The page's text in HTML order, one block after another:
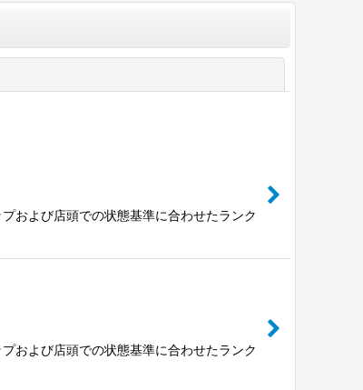
および店頭での状態基準に合わせたランク
および店頭での状態基準に合わせたランク